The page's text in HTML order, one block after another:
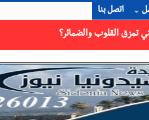
اتصل بنا